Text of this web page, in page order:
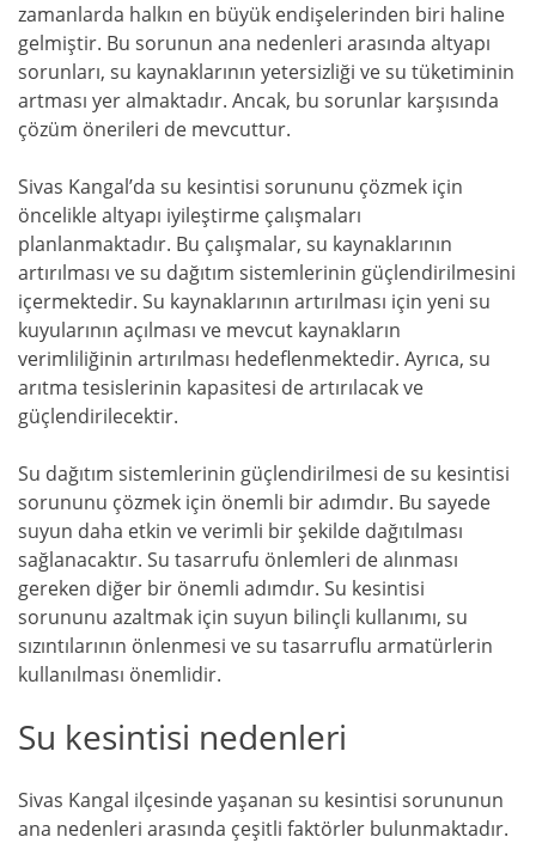
zamanlarda halkın en büyük endişelerinden biri haline
gelmiştir. Bu sorunun ana nedenleri arasında altyapı
sorunları, su kaynaklarının yetersizliği ve su tüketiminin
artması yer almaktadır. Ancak, bu sorunlar karşısında
çözüm önerileri de mevcuttur.
Sivas Kangal’da su kesintisi sorununu çözmek için
öncelikle altyapı iyileştirme çalışmaları
planlanmaktadır. Bu çalışmalar, su kaynaklarının
artırılması ve su dağıtım sistemlerinin güçlendirilmesini
içermektedir. Su kaynaklarının artırılması için yeni su
kuyularının açılması ve mevcut kaynakların
verimliliğinin artırılması hedeflenmektedir. Ayrıca, su
arıtma tesislerinin kapasitesi de artırılacak ve
güçlendirilecektir.
Su dağıtım sistemlerinin güçlendirilmesi de su kesintisi
sorununu çözmek için önemli bir adımdır. Bu sayede
suyun daha etkin ve verimli bir şekilde dağıtılması
sağlanacaktır. Su tasarrufu önlemleri de alınması
gereken diğer bir önemli adımdır. Su kesintisi
sorununu azaltmak için suyun bilinçli kullanımı, su
sızıntılarının önlenmesi ve su tasarruflu armatürlerin
kullanılması önemlidir.
Su kesintisi nedenleri
Sivas Kangal ilçesinde yaşanan su kesintisi sorununun
ana nedenleri arasında çeşitli faktörler bulunmaktadır.